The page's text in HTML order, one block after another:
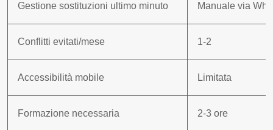
Gestione sostituzioni ultimo minuto Manuale via
Conflitti evitati/mese 1-2
Accessibilità mobile Limitata
Formazione necessaria 2-3 ore